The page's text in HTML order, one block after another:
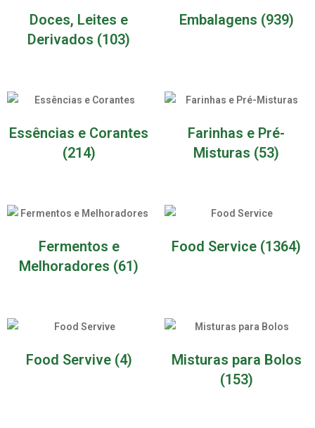
Doces, Leites e
Derivados (103)
Embalagens (939)
Essências e Corantes
(214)
Farinhas e Pré-
Misturas (53)
Fermentos e
Melhoradores (61)
Food Service (1364)
Food Servive (4)
Misturas para Bolos
(153)